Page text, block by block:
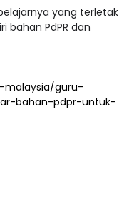
yang terletak
bahan PdPR dan
malaysia/guru-
bahan-pdpr-untuk-